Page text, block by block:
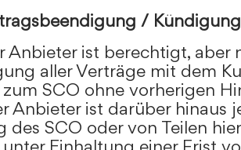
/ Kündigung
ist berechtigt, aber
aller Verträge mit dem
SCO ohne vorherigen
ist darüber hinaus
des SCO oder von Teilen
Einhaltung einer Frist